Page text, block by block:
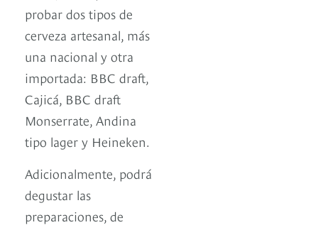
probar dos tipos de
cerveza artesanal, más
una nacional y otra
importada: BBC draft,
Cajicá, BBC draft
Monserrate, Andina
tipo lager y Heineken.
Adicionalmente, podrá
degustar las
preparaciones, de